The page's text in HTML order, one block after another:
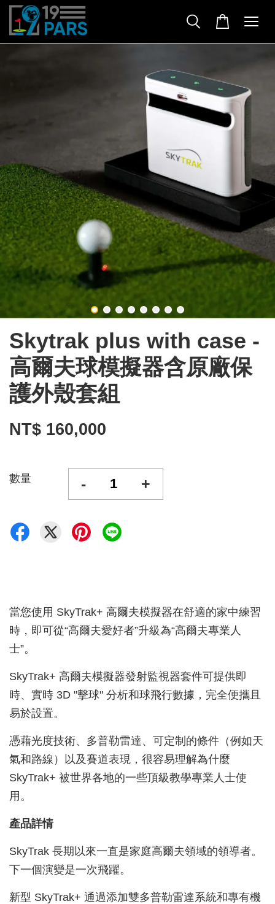
Skytrak plus with case -
高爾夫球模擬器含原廠保
護外殼套組
NT$ 160,000
數量 - +
當您使用 SkyTrak+ 高爾夫模擬器在舒適的家中練習
時，即可從“高爾夫愛好者”升級為“高爾夫專業人
士”。
SkyTrak+ 高爾夫模擬器發射監視器套件可提供即
時、實時 3D "擊球" 分析和球飛行數據，完全便攜且
易於設置。
憑藉光度技術、多普勒雷達、可定制的條件（例如天
氣和路線）以及賽道表現，很容易理解為什麼
SkyTrak+ 被世界各地的一些頂級教學專業人士使
用。
產品詳情
SkyTrak 長期以來一直是家庭高爾夫領域的領導者。
下一個演變是一次飛躍。
新型 SkyTrak+ 通過添加雙多普勒雷達系統和專有機